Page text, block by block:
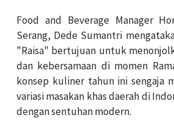
Food and Beverage Manager
Serang, Dede Sumantri
"Raisa" bertujuan untuk
dan kebersamaan di momen
konsep kuliner tahun ini sengaja
variasi masakan khas daerah di
dengan sentuhan modern.